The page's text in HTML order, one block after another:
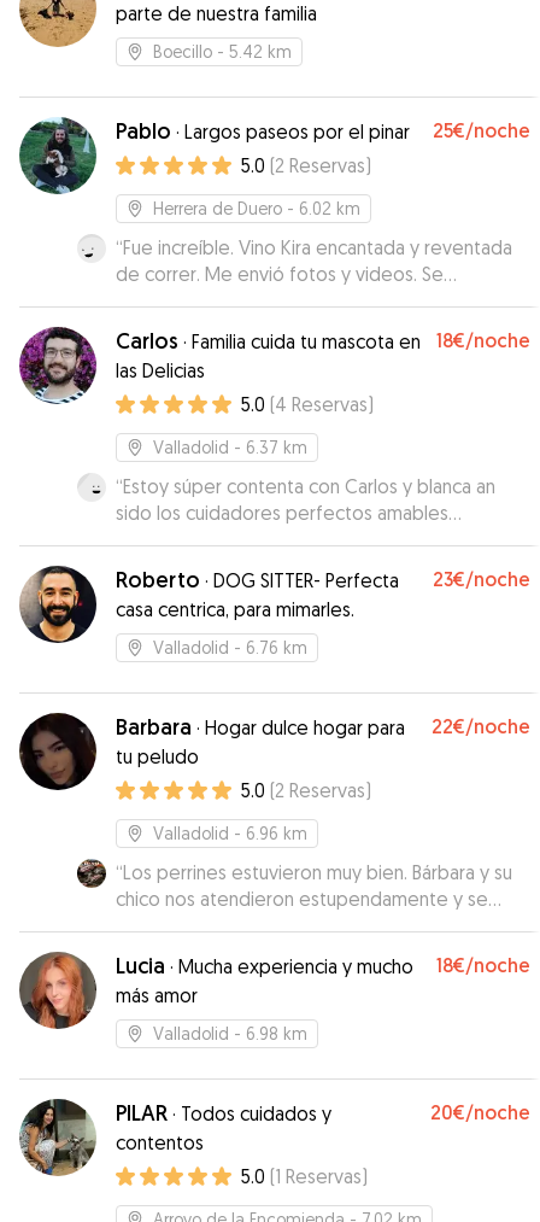
parte de nuestra familia
Boecillo - 5.42 km
Pablo · Largos paseos por el pinar 25€/noche
5.0 (2 Reservas)
Herrera de Duero - 6.02 km
“Fue increíble. Vino Kira encantada y reventada
de correr. Me envió fotos y videos. Se
encuentra en un lugar maravilloso para que
corran y jueguen los perrines. Sin lugar a dudas,
repitiremos”
Carlos · Familia cuida tu mascota en
las Delicias
18€/noche
5.0 (4 Reservas)
Valladolid - 6.37 km
“Estoy súper contenta con Carlos y blanca an
sido los cuidadores perfectos amables
cariñosos con Kratos y con nosotros , me an
mandado un montón de videos fotos estoy
súper contenta volveré a repetir seguro!!! ”
Roberto · DOG SITTER- Perfecta
casa centrica, para mimarles.
23€/noche
Valladolid - 6.76 km
Barbara · Hogar dulce hogar para
tu peludo
22€/noche
5.0 (2 Reservas)
Valladolid - 6.96 km
“Los perrines estuvieron muy bien. Bárbara y su
chico nos atendieron estupendamente y se
preocuparon de que estuviéramos tranquilos.
Nos mandaron de vez en cuando vídeos de
cómo comían como dormían y los paseos.
Estamos muy agradecidos.
Lucia · Mucha experiencia y mucho
más amor
18€/noche
Valladolid - 6.98 km
PILAR · Todos cuidados y
contentos
20€/noche
5.0 (1 Reservas)